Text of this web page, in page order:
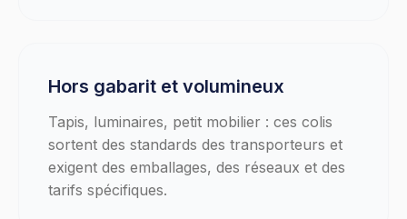
Hors gabarit et volumineux
Tapis, luminaires, petit mobilier : ces colis
sortent des standards des transporteurs et
exigent des emballages, des réseaux et des
tarifs spécifiques.